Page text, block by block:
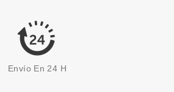
Envío En 24 H